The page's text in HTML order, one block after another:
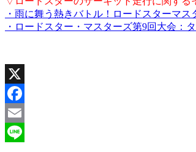
・雨に舞う熱きバトル！ロードスターマ
・ロードスター・マスターズ第9回大会：
X
Facebook
Email